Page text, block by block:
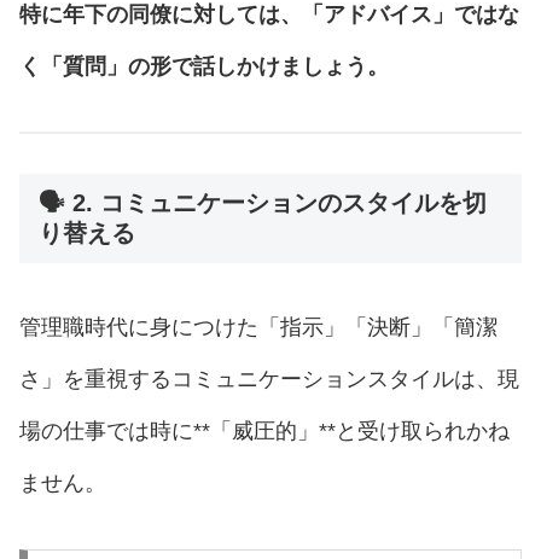
特に年下の同僚に対しては、「アドバイス」ではな
く「質問」の形で話しかけましょう。
🗣️ 2. コミュニケーションのスタイルを切
り替える
管理職時代に身につけた「指示」「決断」「簡潔
さ」を重視するコミュニケーションスタイルは、現
場の仕事では時に**「威圧的」**と受け取られかね
ません。